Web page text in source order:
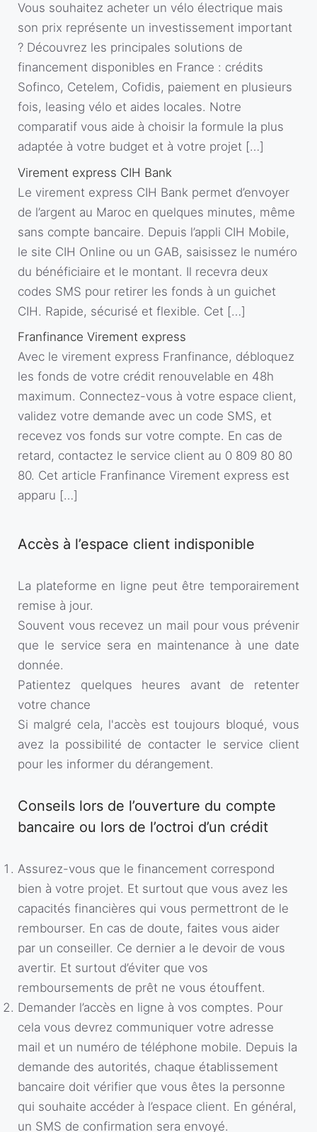
Vous souhaitez acheter un vélo électrique mais
son prix représente un investissement important
? Découvrez les principales solutions de
financement disponibles en France : crédits
Sofinco, Cetelem, Cofidis, paiement en plusieurs
fois, leasing vélo et aides locales. Notre
comparatif vous aide à choisir la formule la plus
adaptée à votre budget et à votre projet […]
Virement express CIH Bank
Le virement express CIH Bank permet d’envoyer
de l’argent au Maroc en quelques minutes, même
sans compte bancaire. Depuis l’appli CIH Mobile,
le site CIH Online ou un GAB, saisissez le numéro
du bénéficiaire et le montant. Il recevra deux
codes SMS pour retirer les fonds à un guichet
CIH. Rapide, sécurisé et flexible. Cet […]
Franfinance Virement express
Avec le virement express Franfinance, débloquez
les fonds de votre crédit renouvelable en 48h
maximum. Connectez-vous à votre espace client,
validez votre demande avec un code SMS, et
recevez vos fonds sur votre compte. En cas de
retard, contactez le service client au 0 809 80 80
80. Cet article Franfinance Virement express est
apparu […]
Accès à l’espace client indisponible
La plateforme en ligne peut être temporairement
remise à jour.
Souvent vous recevez un mail pour vous prévenir
que le service sera en maintenance à une date
donnée.
Patientez quelques heures avant de retenter
votre chance
Si malgré cela, l'accès est toujours bloqué, vous
avez la possibilité de contacter le service client
pour les informer du dérangement.
Conseils lors de l’ouverture du compte
bancaire ou lors de l’octroi d’un crédit
Assurez-vous que le financement correspond
bien à votre projet. Et surtout que vous avez les
capacités financières qui vous permettront de le
rembourser. En cas de doute, faites vous aider
par un conseiller. Ce dernier a le devoir de vous
avertir. Et surtout d’éviter que vos
remboursements de prêt ne vous étouffent.
Demander l’accès en ligne à vos comptes. Pour
cela vous devrez communiquer votre adresse
mail et un numéro de téléphone mobile. Depuis la
demande des autorités, chaque établissement
bancaire doit vérifier que vous êtes la personne
qui souhaite accéder à l’espace client. En général,
un SMS de confirmation sera envoyé.